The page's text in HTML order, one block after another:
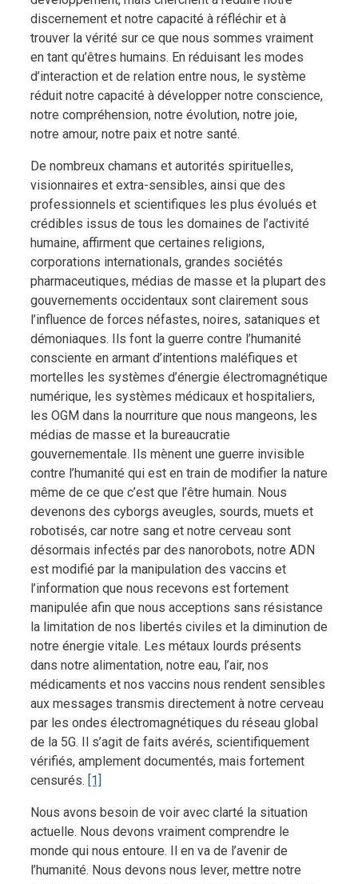
discernement et notre capacité à réfléchir et à
trouver la vérité sur ce que nous sommes vraiment
en tant qu’êtres humains. En réduisant les modes
d’interaction et de relation entre nous, le système
réduit notre capacité à développer notre conscience,
notre compréhension, notre évolution, notre joie,
notre amour, notre paix et notre santé.
De nombreux chamans et autorités spirituelles,
visionnaires et extra-sensibles, ainsi que des
professionnels et scientifiques les plus évolués et
crédibles issus de tous les domaines de l’activité
humaine, affirment que certaines religions,
corporations internationals, grandes sociétés
pharmaceutiques, médias de masse et la plupart des
gouvernements occidentaux sont clairement sous
l’influence de forces néfastes, noires, sataniques et
démoniaques. Ils font la guerre contre l’humanité
consciente en armant d’intentions maléfiques et
mortelles les systèmes d’énergie électromagnétique
numérique, les systèmes médicaux et hospitaliers,
les OGM dans la nourriture que nous mangeons, les
médias de masse et la bureaucratie
gouvernementale. Ils mènent une guerre invisible
contre l’humanité qui est en train de modifier la nature
même de ce que c’est que l’être humain. Nous
devenons des cyborgs aveugles, sourds, muets et
robotisés, car notre sang et notre cerveau sont
désormais infectés par des nanorobots, notre ADN
est modifié par la manipulation des vaccins et
l’information que nous recevons est fortement
manipulée afin que nous acceptions sans résistance
la limitation de nos libertés civiles et la diminution de
notre énergie vitale. Les métaux lourds présents
dans notre alimentation, notre eau, l’air, nos
médicaments et nos vaccins nous rendent sensibles
aux messages transmis directement à notre cerveau
par les ondes électromagnétiques du réseau global
de la 5G. Il s’agit de faits avérés, scientifiquement
vérifiés, amplement documentés, mais fortement
censurés. [1]
Nous avons besoin de voir avec clarté la situation
actuelle. Nous devons vraiment comprendre le
monde qui nous entoure. Il en va de l’avenir de
l’humanité. Nous devons nous lever, mettre notre